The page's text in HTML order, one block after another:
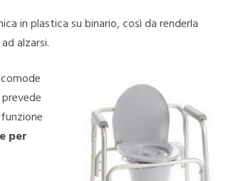
in plastica su binario, così da renderla
alzarsi.
per